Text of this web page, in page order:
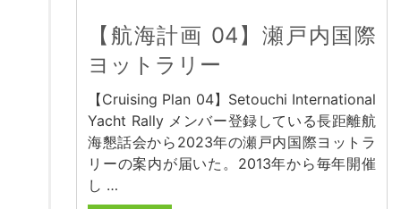
【航海計画 04】瀬戸内国際
ヨットラリー
【Cruising Plan 04】Setouchi International
Yacht Rally メンバー登録している長距離航
海懇話会から2023年の瀬戸内国際ヨットラ
リーの案内が届いた。2013年から毎年開催
し …